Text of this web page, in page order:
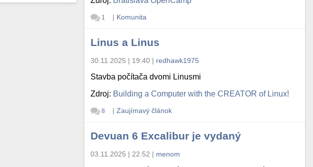
1 | Komunita
Linus a Linus
30.11.2025 | 19:40 | redhawk1975
Stavba počítača dvomi Linusmi
Zdroj: Building a Computer with the CREATOR of Linux!
8 | Zaujímavý článok
Devuan 6 Excalibur je vydaný
03.11.2025 | 22:52 | menom